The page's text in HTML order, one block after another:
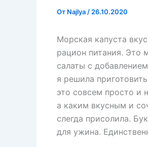
От Najlya / 26.10.2020
Морская капуста
рацион питания. Это
салаты с
я решила
это совсем просто и
а каким вкусным и
слегда присолила.
для ужина.